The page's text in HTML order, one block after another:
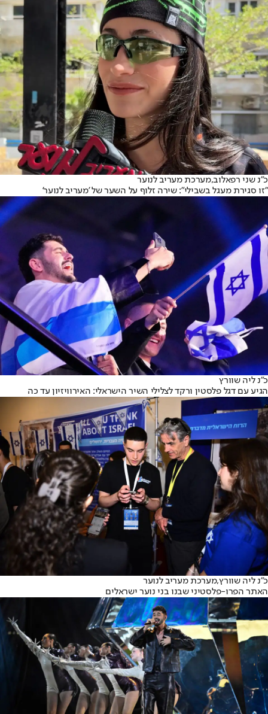
כ"נ שני רפאלוב,מערכת מעריב לנוער
"זו סגירת מעגל בשבילי": שירה זלוף על השער של 'מעריב לנוער'
כ״נ ליה שוורץ
הגיע עם דגל פלסטין ורקד לצלילי השיר הישראלי: האירוויזיון עד כה
כ״נ ליה שוורץ,מערכת מעריב לנוער
האתר הפרו-פלסטיני שבנו בני נוער ישראלים